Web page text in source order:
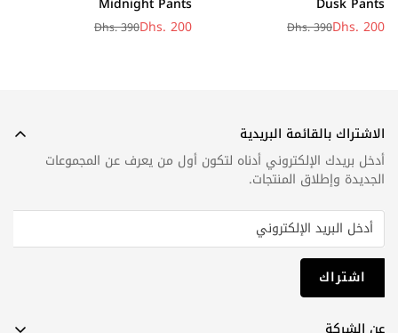
سعر
Dhs. 200
سعر Dhs. 390
سعر
Dhs. 200
سعر Dhs. 390
الاشتراك بالقائمة البريدية
أدخل بريدك الإلكتروني أدناه لتكون أول من يعرف عن المجموعات
الجديدة وإطلاق المنتجات.
اشتراك